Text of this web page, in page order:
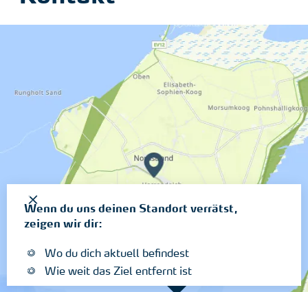
Wenn du uns deinen Standort verrätst,
zeigen wir dir:
Wo du dich aktuell befindest
Wie weit das Ziel entfernt ist